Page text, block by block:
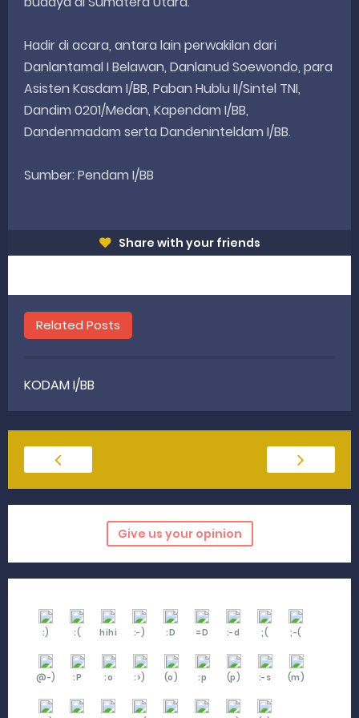
Hadir di acara, antara lain perwakilan dari
Danlantamal I Belawan, Danlanud Soewondo, para
Asisten Kasdam I/BB, Paban Hublu II/Sintel TNI,
Dandim 0201/Medan, Kapendam I/BB,
Dandenmadam serta Dandeninteldam I/BB.
Sumber: Pendam I/BB
Share with your friends
Related Posts
KODAM I/BB
Give us your opinion
:) :( hihi :-) :D =D :-d ;( ;-(
@-) :P :o :>) (o) :p (p) :-s (m)